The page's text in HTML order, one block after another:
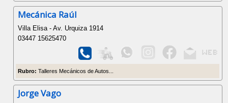
Mecánica Raúl
Villa Elisa - Av. Urquiza 1914
03447 15625470
Rubro: Talleres Mecánicos de Autos...
Jorge Vago